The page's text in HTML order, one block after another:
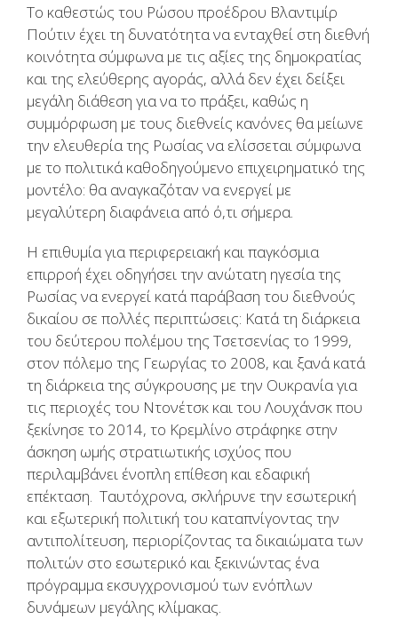
Το καθεστώς του Ρώσου προέδρου Βλαντιμίρ
Πούτιν έχει τη δυνατότητα να ενταχθεί στη διεθνή
κοινότητα σύμφωνα με τις αξίες της δημοκρατίας
και της ελεύθερης αγοράς, αλλά δεν έχει δείξει
μεγάλη διάθεση για να το πράξει, καθώς η
συμμόρφωση με τους διεθνείς κανόνες θα μείωνε
την ελευθερία της Ρωσίας να ελίσσεται σύμφωνα
με το πολιτικά καθοδηγούμενο επιχειρηματικό της
μοντέλο: θα αναγκαζόταν να ενεργεί με
μεγαλύτερη διαφάνεια από ό,τι σήμερα.
Η επιθυμία για περιφερειακή και παγκόσμια
επιρροή έχει οδηγήσει την ανώτατη ηγεσία της
Ρωσίας να ενεργεί κατά παράβαση του διεθνούς
δικαίου σε πολλές περιπτώσεις: Κατά τη διάρκεια
του δεύτερου πολέμου της Τσετσενίας το 1999,
στον πόλεμο της Γεωργίας το 2008, και ξανά κατά
τη διάρκεια της σύγκρουσης με την Ουκρανία για
τις περιοχές του Ντονέτσκ και του Λουχάνσκ που
ξεκίνησε το 2014, το Κρεμλίνο στράφηκε στην
άσκηση ωμής στρατιωτικής ισχύος που
περιλαμβάνει ένοπλη επίθεση και εδαφική
επέκταση. Ταυτόχρονα, σκλήρυνε την εσωτερική
και εξωτερική πολιτική του καταπνίγοντας την
αντιπολίτευση, περιορίζοντας τα δικαιώματα των
πολιτών στο εσωτερικό και ξεκινώντας ένα
πρόγραμμα εκσυγχρονισμού των ενόπλων
δυνάμεων μεγάλης κλίμακας.